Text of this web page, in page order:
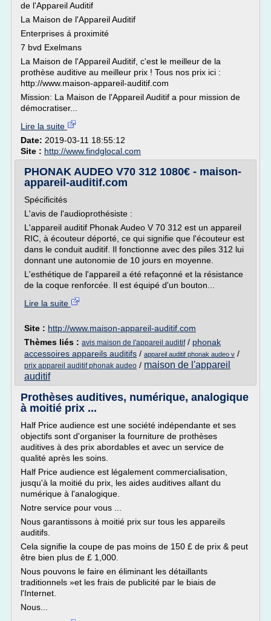
de l'Appareil Auditif
La Maison de l'Appareil Auditif
Enterprises á proximité
7 bvd Exelmans
La Maison de l'Appareil Auditif, c'est le meilleur de la
prothèse auditive au meilleur prix ! Tous nos prix ici :
http://www.maison-appareil-auditif.com
Mission: La Maison de l'Appareil Auditif a pour mission de
démocratiser...
Lire la suite
Date: 2019-03-11 18:55:12
Site : http://www.findglocal.com
PHONAK AUDEO V70 312 1080€ - maison-
appareil-auditif.com
Spécificités
L'avis de l'audioprothésiste :
L'appareil auditif Phonak Audeo V 70 312 est un appareil
RIC, à écouteur déporté, ce qui signifie que l'écouteur est
dans le conduit auditif. Il fonctionne avec des piles 312 lui
donnant une autonomie de 10 jours en moyenne.
L'esthétique de l'appareil a été refaçonné et la résistance
de la coque renforcée. Il est équipé d'un bouton...
Lire la suite
Site : http://www.maison-appareil-auditif.com
Thèmes liés : avis maison de l'appareil auditif/ phonak
accessoires appareils auditifs / appareil auditif phonak audeo v /
prix appareil auditif phonak audeo / maison de l'appareil
auditif
Prothèses auditives, numérique, analogique
à moitié prix ...
Half Price audience est une société indépendante et ses
objectifs sont d'organiser la fourniture de prothèses
auditives à des prix abordables et avec un service de
qualité après les soins.
Half Price audience est légalement commercialisation,
jusqu'à la moitié du prix, les aides auditives allant du
numérique à l'analogique.
Notre service pour vous ...
Nous garantissons à moitié prix sur tous les appareils
auditifs.
Cela signifie la coupe de pas moins de 150 £ de prix & peut
être bien plus de £ 1,000.
Nous pouvons le faire en éliminant les détaillants
traditionnels »et les frais de publicité par le biais de
l'Internet.
Nous...